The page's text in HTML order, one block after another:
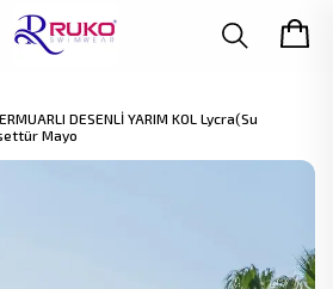
DESENLİ YARIM KOL Lycra(Su
Mayo